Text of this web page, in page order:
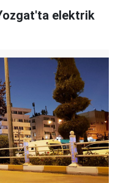
elektrik